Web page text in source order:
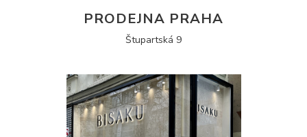
PRODEJNA PRAHA
Štupartská 9